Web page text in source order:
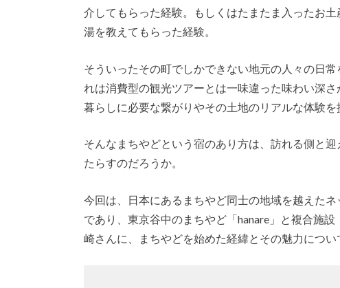
介してもらった経験。もしくはたまたま入ったお
湯を教えてもらった経験。
そういったその町でしかできない地元の人々の日
れは消費型の観光ツアーとは一味違った味わい深
暮らしに必要な繋がりやその土地のリアルな体験
そんなまちやどという宿のあり方は、訪れる側と
たらすのだろうか。
今回は、日本にあるまちやど同士の地域を越えた
であり、東京谷中のまちやど「hanare」と複合施
崎さんに、まちやどを始めた経緯とその魅力につい